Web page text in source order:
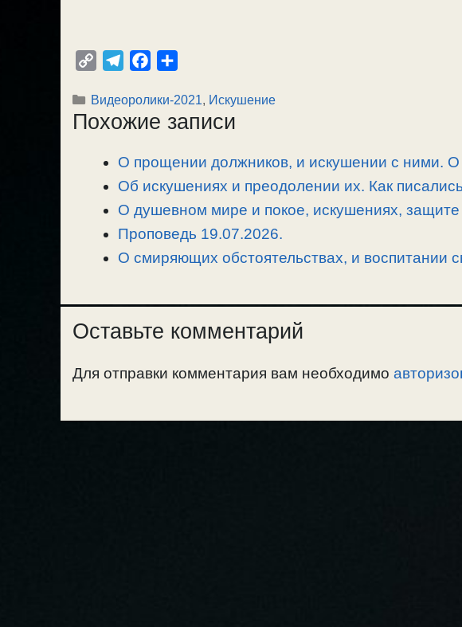
p
y
l
e
r
a
m
c
e
o
o
k
п
р
в
и
т
Рубрики
Видеоролики-2021, Искушение
Похожие записи
О прощении должников, и искушении с ними. О
Об искушениях и преодолении их. Как
О душевном мире и покое, искушениях,
Проповедь 19.07.2026.
О смиряющих обстоятельствах, и воспитании
Оставьте комментарий
Для отправки комментария вам необходимо